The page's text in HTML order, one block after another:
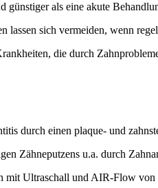
günstiger als eine akute
lassen sich vermeiden, wenn
die durch
durch einen plaque- und
Zähneputzens u.a. durch
mit Ultraschall und AIR-Flow